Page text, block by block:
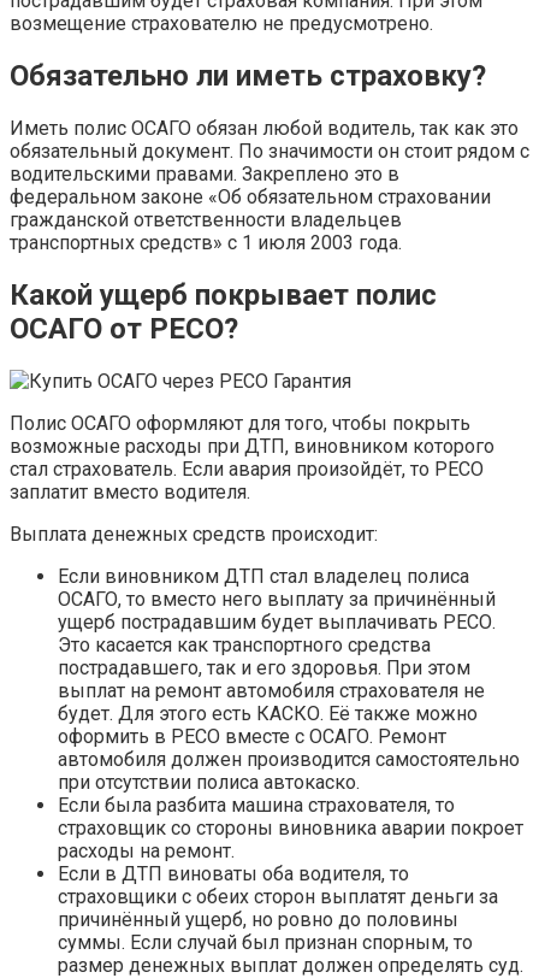
возмещение страхователю не предусмотрено.
Обязательно ли иметь страховку?
Иметь полис ОСАГО обязан любой водитель, так как это
обязательный документ. По значимости он стоит рядом с
водительскими правами. Закреплено это в
федеральном законе «Об обязательном страховании
гражданской ответственности владельцев
транспортных средств» с 1 июля 2003 года.
Какой ущерб покрывает полис
ОСАГО от РЕСО?
Полис ОСАГО оформляют для того, чтобы покрыть
возможные расходы при ДТП, виновником которого
стал страхователь. Если авария произойдёт, то РЕСО
заплатит вместо водителя.
Выплата денежных средств происходит:
Если виновником ДТП стал владелец полиса
ОСАГО, то вместо него выплату за причинённый
ущерб пострадавшим будет выплачивать РЕСО.
Это касается как транспортного средства
пострадавшего, так и его здоровья. При этом
выплат на ремонт автомобиля страхователя не
будет. Для этого есть КАСКО. Её также можно
оформить в РЕСО вместе с ОСАГО. Ремонт
автомобиля должен производится самостоятельно
при отсутствии полиса автокаско.
Если была разбита машина страхователя, то
страховщик со стороны виновника аварии покроет
расходы на ремонт.
Если в ДТП виноваты оба водителя, то
страховщики с обеих сторон выплатят деньги за
причинённый ущерб, но ровно до половины
суммы. Если случай был признан спорным, то
размер денежных выплат должен определять суд.